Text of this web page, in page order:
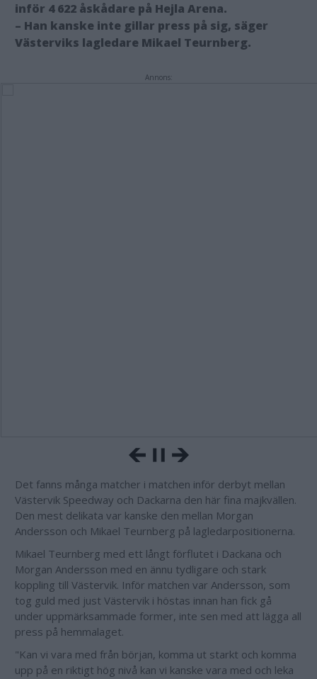
inför 4 622 åskådare på Hejla Arena.
– Han kanske inte gillar press på sig, säger
Västerviks lagledare Mikael Teurnberg.
Annons:
Det fanns många matcher i matchen inför derbyt mellan
Västervik Speedway och Dackarna den här fina majkvällen.
Den mest delikata var kanske den mellan Morgan
Andersson och Mikael Teurnberg på lagledarpositionerna.
Mikael Teurnberg med ett långt förflutet i Dackana och
Morgan Andersson med en ännu tydligare och stark
koppling till Västervik. Inför matchen var Andersson, som
tog guld med just Västervik i höstas innan han fick gå
under uppmärksammade former, inte sen med att lägga all
press på hemmalaget.
"Kan vi vara med från början, komma ut starkt och komma
upp på en riktigt hög nivå kan vi kanske vara med och leka